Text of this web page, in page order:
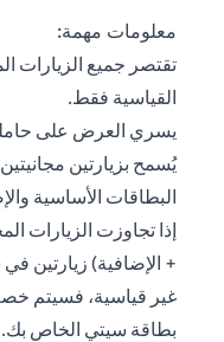
معلومات مهمة:
تقتصر جميع الزيارات
القياسية فقط.
يسري العرض على
يُسمح بزيارتين
البطاقات الأساسية
إذا تجاوزت الزيارات
+ الإضافية) زيارتين
غير قياسية، فسيتم
بطاقة سيتي الخاص بك.